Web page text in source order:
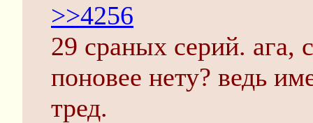
>>4256
29 сраных серий. ага,
поновее нету? ведь
тред.